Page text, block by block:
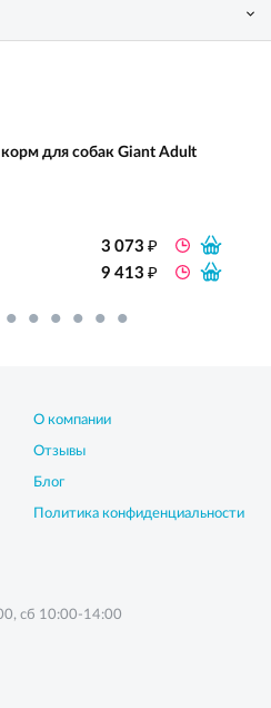
корм для собак Giant Adult
3 073₽
9 413₽
О компании
Отзывы
Блог
Политика конфиденциальности
сб 10:00-14:00